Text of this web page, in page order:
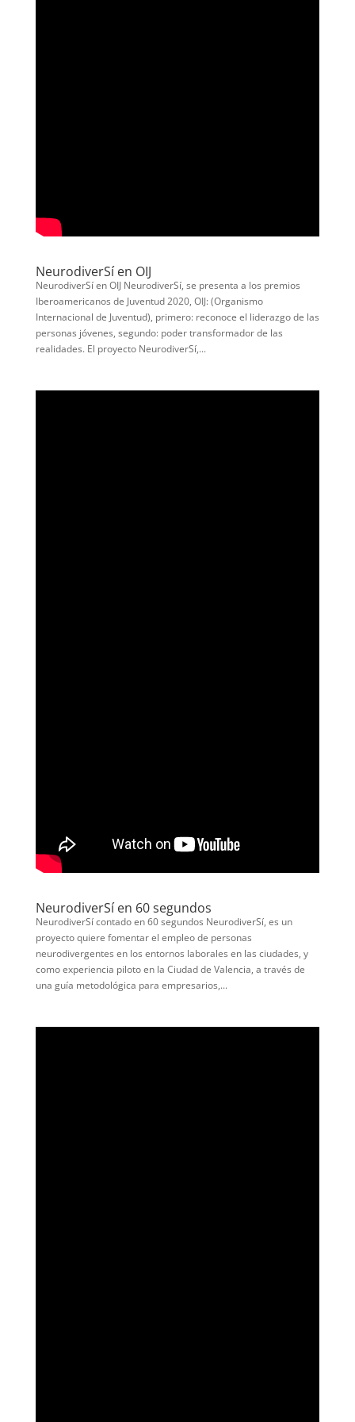
NeurodiverSí en OIJ
NeurodiverSí en OIJ NeurodiverSí, se presenta a los premios
Iberoamericanos de Juventud 2020, OIJ: (Organismo
Internacional de Juventud), primero: reconoce el liderazgo de las
personas jóvenes, segundo: poder transformador de las
realidades. El proyecto NeurodiverSí,...
NeurodiverSí en 60 segundos
NeurodiverSí contado en 60 segundos NeurodiverSí, es un
proyecto quiere fomentar el empleo de personas
neurodivergentes en los entornos laborales en las ciudades, y
como experiencia piloto en la Ciudad de Valencia, a través de
una guía metodológica para empresarios,...